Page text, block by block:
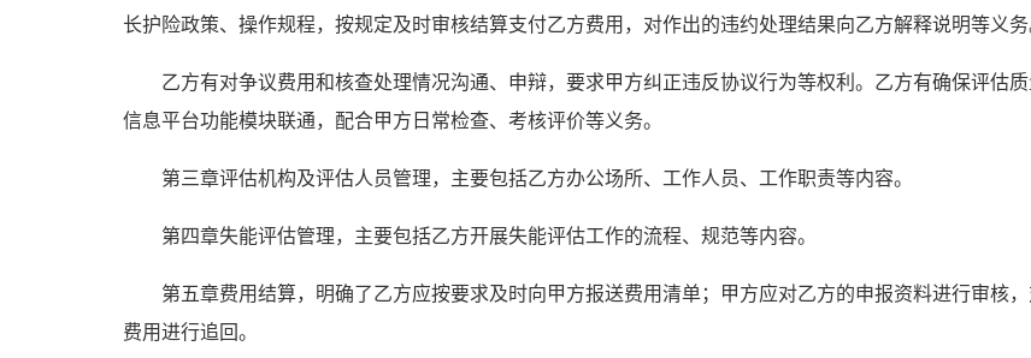
长护险政策、操作规程，按规定及时审核结算支付乙方费用，对作出的违约处理结果向乙方解释说明等义务
乙方有对争议费用和核查处理情况沟通、申辩，要求甲方纠正违反协议行为等权利。乙方有确保评估
信息平台功能模块联通，配合甲方日常检查、考核评价等义务。
第三章评估机构及评估人员管理，主要包括乙方办公场所、工作人员、工作职责等内容。
第四章失能评估管理，主要包括乙方开展失能评估工作的流程、规范等内容。
第五章费用结算，明确了乙方应按要求及时向甲方报送费用清单；甲方应对乙方的申报资料进行审核
费用进行追回。